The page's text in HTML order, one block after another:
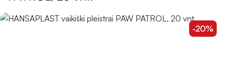
-20%